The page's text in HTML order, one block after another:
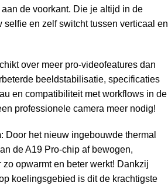
aan de voorkant. Die je altijd in de
selfie en zelf switcht tussen verticaal en
over meer pro-videofeatures dan
beeldstabilisatie, specificaties
en compatibiliteit met workflows in de
professionele camera meer nodig!
: Door het nieuw ingebouwde thermal
de A19 Pro-chip af bewogen,
opwarmt en beter werkt! Dankzij
koelings­gebied is dit de krachtigste